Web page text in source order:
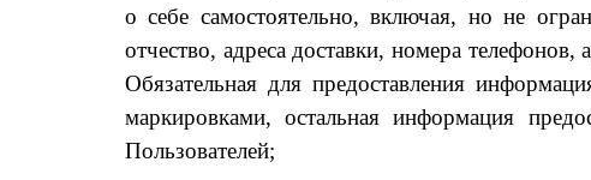
о себе самостоятельно, включая, но не
отчество, адреса доставки, номера телефонов,
Обязательная для предоставления
маркировками, остальная информация
Пользователей;